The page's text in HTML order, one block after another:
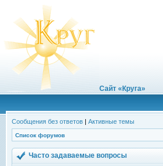
Сайт «Круга»
Сообщения без ответов | Активные темы
Список форумов
Часто задаваемые вопросы